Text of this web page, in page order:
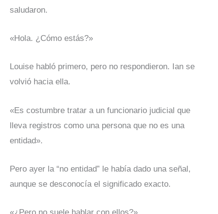
saludaron.
«Hola. ¿Cómo estás?»
Louise habló primero, pero no respondieron. Ian se
volvió hacia ella.
«Es costumbre tratar a un funcionario judicial que
lleva registros como una persona que no es una
entidad».
Pero ayer la “no entidad” le había dado una señal,
aunque se desconocía el significado exacto.